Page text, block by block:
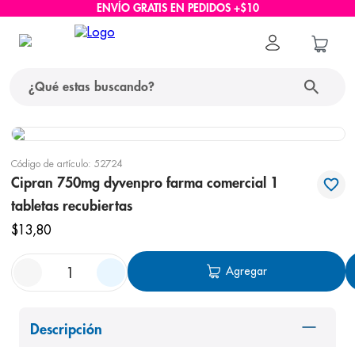
ENVÍO GRATIS EN PEDIDOS +$10
Código de artículo: 52724
Cipran 750mg dyvenpro farma comercial 1
tabletas recubiertas
$13,80
Agregar
Descripción
términos más buscados
1. protector solar
2. pañales
3.
5. nivea